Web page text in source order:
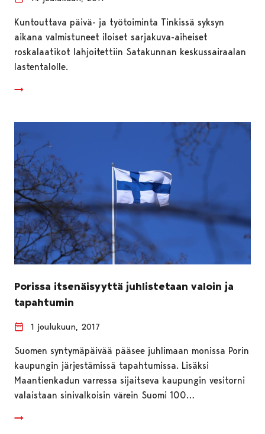
Kuntouttava päivä- ja työtoiminta Tinkissä syksyn
aikana valmistuneet iloiset sarjakuva-aiheiset
roskalaatikot lahjoitettiin Satakunnan keskussairaalan
lastentalolle.
Porissa itsenäisyyttä juhlistetaan valoin ja
tapahtumin
1 joulukuun, 2017
Suomen syntymäpäivää pääsee juhlimaan monissa Porin
kaupungin järjestämissä tapahtumissa. Lisäksi
Maantienkadun varressa sijaitseva kaupungin vesitorni
valaistaan sinivalkoisin värein Suomi 100…